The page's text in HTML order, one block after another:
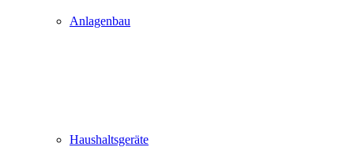
Anlagenbau
Haushaltsgeräte